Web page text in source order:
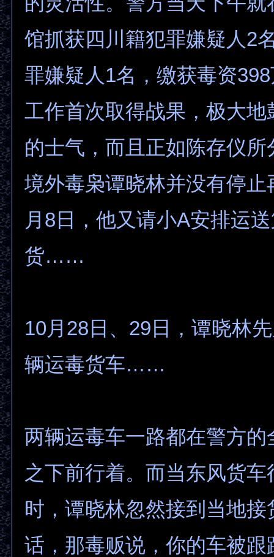
馆抓获四川籍犯罪嫌疑人2
罪嫌疑人1名，缴获毒资
工作首次取得战果，极大地
的士气，而且正如陈存仪所
境外毒枭谭晓林并没有停止
月8日，他又请小A安排运
货……
10月28日、29日，谭晓林
辆运毒货车……
两辆运毒车一路都在警方的
之下前行着。而当东风货
时，谭晓林忽然接到当地接
话，那毒贩说，你的车被跟